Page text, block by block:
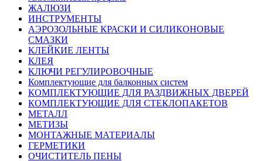
ЖАЛЮЗИ
ИНСТРУМЕНТЫ
АЭРОЗОЛЬНЫЕ КРАСКИ И СИЛИКОНОВЫЕ
СМАЗКИ
КЛЕЙКИЕ ЛЕНТЫ
КЛЕЯ
КЛЮЧИ РЕГУЛИРОВОЧНЫЕ
Комплектующие для балконных систем
КОМПЛЕКТУЮЩИЕ ДЛЯ РАЗДВИЖНЫХ ДВЕРЕЙ
КОМПЛЕКТУЮЩИЕ ДЛЯ СТЕКЛОПАКЕТОВ
МЕТАЛЛ
МЕТИЗЫ
МОНТАЖНЫЕ МАТЕРИАЛЫ
ГEPМЕТИКИ
ОЧИСТИТЕЛЬ ПЕНЫ